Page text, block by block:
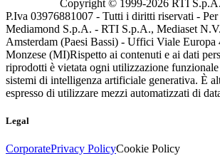
Copyright © 1999-2026 RTI
P.Iva 03976881007 - Tutti i diritti riservati -
Mediamond S.p.A. - RTI S.p.A., Mediaset
Amsterdam (Paesi Bassi) - Uffici Viale
Monzese (MI)Rispetto ai contenuti e ai dati
riprodotti è vietata ogni utilizzazione funzionale
sistemi di intelligenza artificiale generativa. È
espresso di utilizzare mezzi automatizzati di
Legal
CorporatePrivacy PolicyCookie Policy